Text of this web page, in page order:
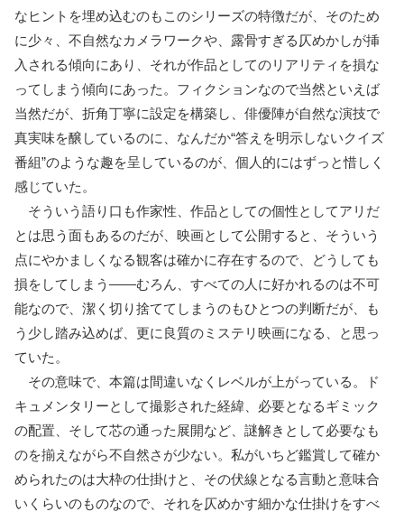
なヒントを埋め込むのもこのシリーズの特徴だが、そのため
に少々、不自然なカメラワークや、露骨すぎる仄めかしが挿
入される傾向にあり、それが作品としてのリアリティを損な
ってしまう傾向にあった。フィクションなので当然といえば
当然だが、折角丁寧に設定を構築し、俳優陣が自然な演技で
真実味を醸しているのに、なんだか“答えを明示しないクイズ
番組”のような趣を呈しているのが、個人的にはずっと惜しく
感じていた。
そういう語り口も作家性、作品としての個性としてアリだ
とは思う面もあるのだが、映画として公開すると、そういう
点にやかましくなる観客は確かに存在するので、どうしても
損をしてしまう――むろん、すべての人に好かれるのは不可
能なので、潔く切り捨ててしまうのもひとつの判断だが、も
う少し踏み込めば、更に良質のミステリ映画になる、と思っ
ていた。
その意味で、本篇は間違いなくレベルが上がっている。ド
キュメンタリーとして撮影された経緯、必要となるギミック
の配置、そして芯の通った展開など、謎解きとして必要なも
のを揃えながら不自然さが少ない。私がいちど鑑賞して確か
められたのは大枠の仕掛けと、その伏線となる言動と意味合
いくらいのものなので、それを仄めかす細かな仕掛けをすべ